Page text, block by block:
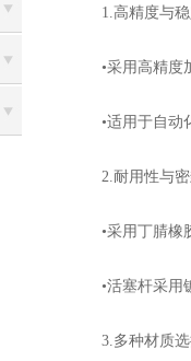
1.高精度与稳
•采用高精度加
•适用于自动化
2.耐用性与密
•采用丁腈橡胶
•活塞杆采用镀
3.多种材质选